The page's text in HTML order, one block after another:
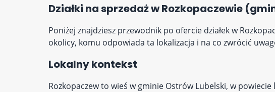
Działki na sprzedaż w Rozkopaczewie
Poniżej znajdziesz przewodnik po ofercie działek w
okolicy, komu odpowiada ta lokalizacja i na co zwrócić
Lokalny kontekst
Rozkopaczew to wieś w gminie Ostrów Lubelski, w